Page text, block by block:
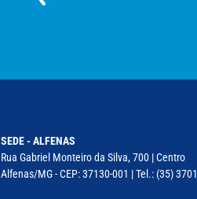
SEDE - ALFENAS
Rua Gabriel Monteiro da Silva, 700 | Centro
Alfenas/MG - CEP: 37130-001 | Tel.: (35)